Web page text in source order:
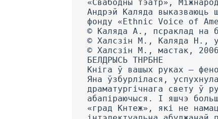
«Свабодны тэатр»,
Андрэй Каляда выказваюць
фонду «Ethnic Voice of
© Каляда А., псраклад на
© Халсзін М., Каляда Н.,
© Халсзін М., мастак, 2006
БЕЛДРЫСЬ ТНРБНЕ
Кніга ў вашых руках —
Яна ўзбурлілася,
драматургічнага свету ў
абапіраючыся. I яшчэ
«град Кнтеж», які не